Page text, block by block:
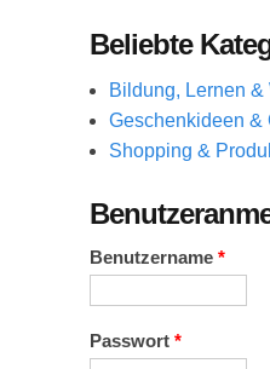
Beliebte
Bildung, Lernen &
Geschenkideen &
Shopping &
Benutzername *
Passwort *